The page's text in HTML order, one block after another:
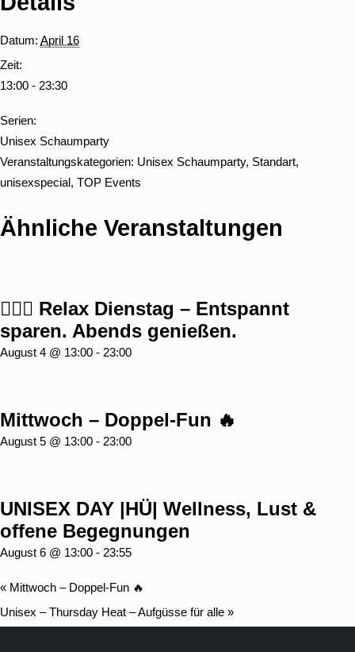
Datum: April 16
Zeit:
13:00 - 23:30
Serien:
Unisex Schaumparty
Veranstaltungskategorien: Unisex Schaumparty, Standart,
unisexspecial, TOP Events
Ähnliche Veranstaltungen
🧖‍♂️✨ Relax Dienstag – Entspannt
sparen. Abends genießen.
August 4 @ 13:00 - 23:00
Mittwoch – Doppel-Fun 🔥
August 5 @ 13:00 - 23:00
UNISEX DAY |HÜ| Wellness, Lust &
offene Begegnungen
August 6 @ 13:00 - 23:55
« Mittwoch – Doppel-Fun 🔥
Unisex – Thursday Heat – Aufgüsse für alle »